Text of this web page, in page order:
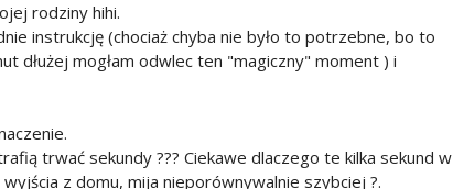
rodziny hihi.
instrukcję (chociaż chyba nie było to potrzebne, bo to
dłużej mogłam odwlec ten "magiczny" moment ) i
trwać sekundy ??? Ciekawe dlaczego te kilka sekund w
z domu, mija nieporównywalnie szybciej ?.